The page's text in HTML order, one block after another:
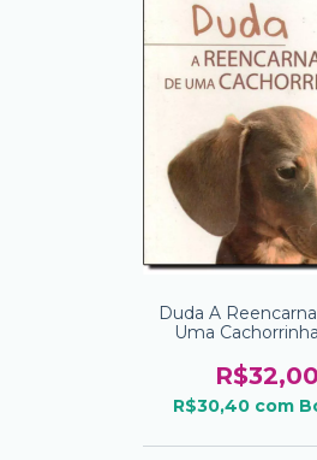
Duda A
Uma
R$32,00
R$30,40 com